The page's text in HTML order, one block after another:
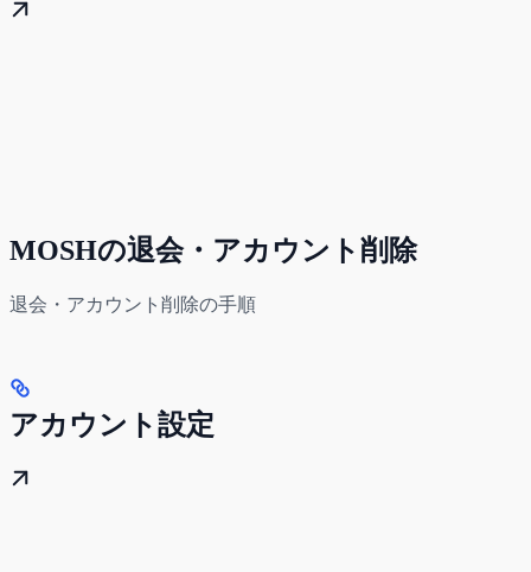
MOSHの退会・アカウント削除
退会・アカウント削除の手順
アカウント設定